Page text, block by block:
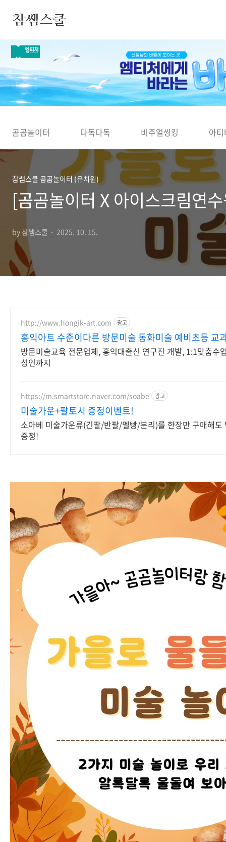
참쌤스쿨
◀
곰곰놀이터 다독다독 비주얼씽킹 아
참쌤스쿨 곰곰놀이터 (유치원)
[곰곰놀이터 X 아이스크림연
by 참쌤스쿨 2025. 10. 15.
http://www.hongik-art.com 광고
홍익아트 수준이다른 방문미술 동화미술 예비초등 교
방문미술교육 전문업체, 홍익대출신 연구진 개발, 1:1맞춤수
성인까지
https://m.smartstore.naver.com/soabe 광고
미술가운+팔토시 증정이벤트!
소아베 미술가운류(긴팔/반팔/멜빵/분리)를 한장만 구매해도
증정!